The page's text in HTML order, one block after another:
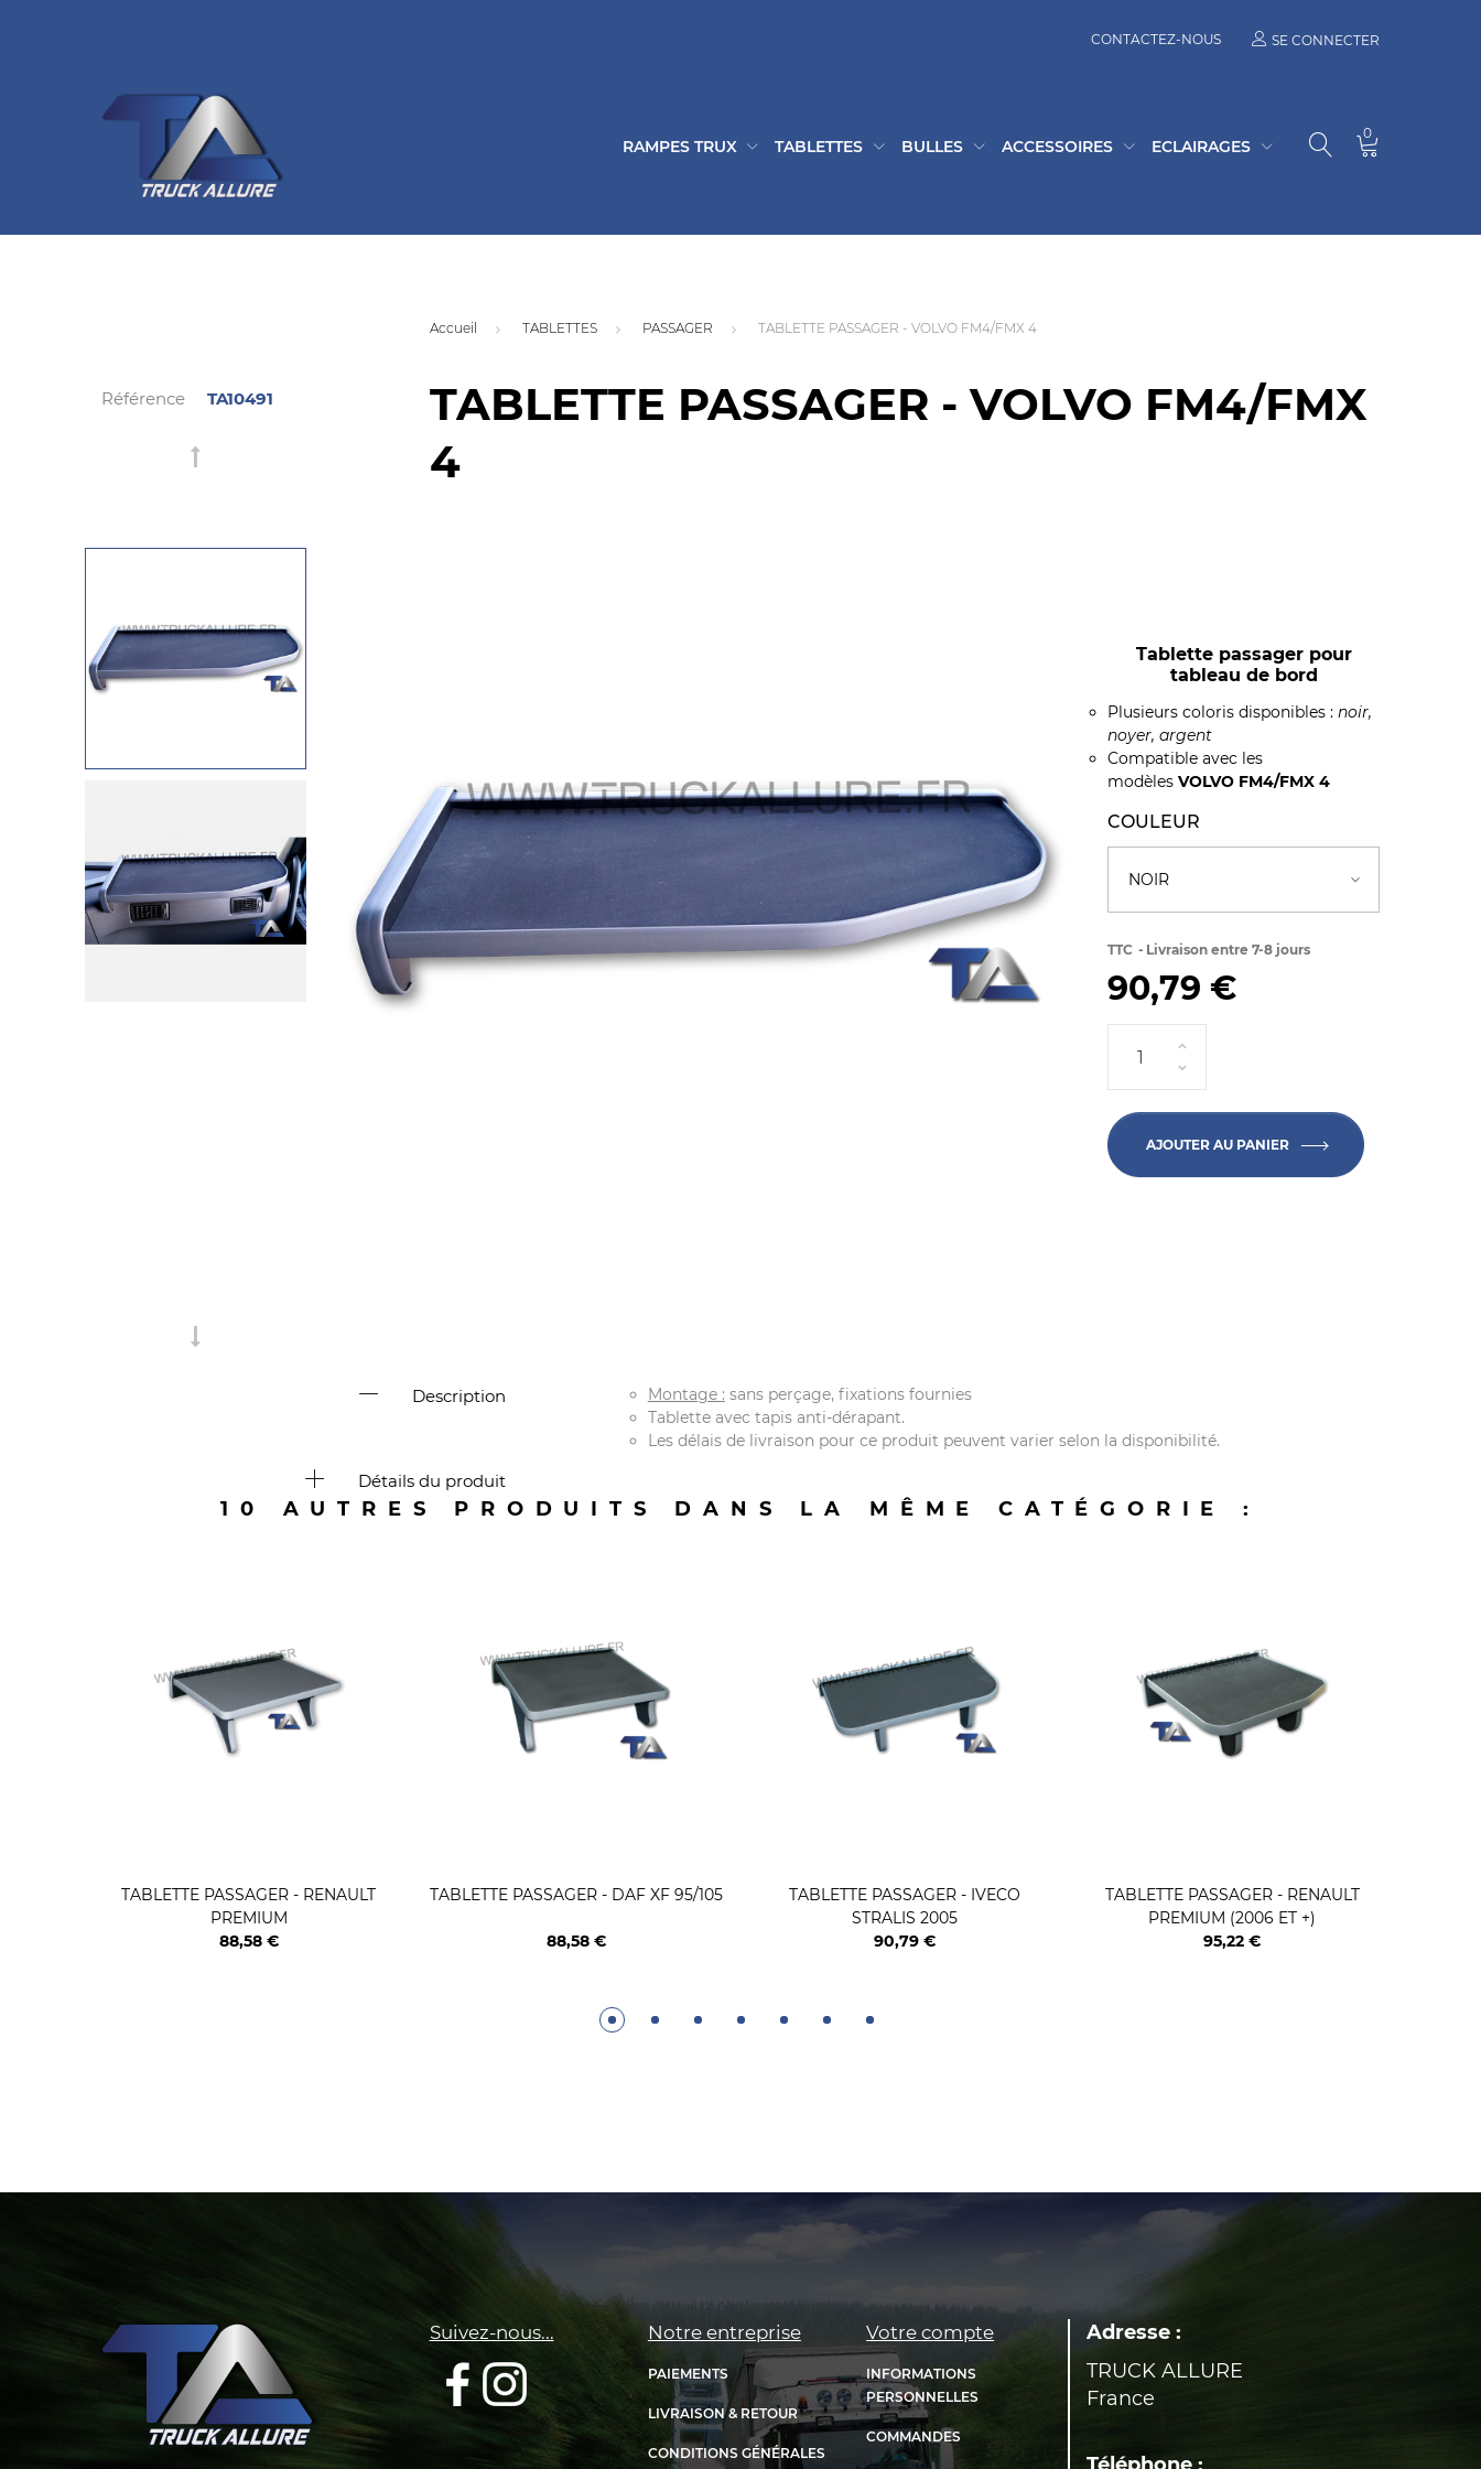
CONTACTEZ-NOUS SE CONNECTER
0
RAMPES TRUX TABLETTES BULLES ACCESSOIRES ECLAIRAGES
Accueil TABLETTES PASSAGER TABLETTE PASSAGER - VOLVO FM4/FMX 4
TABLETTE PASSAGER - VOLVO FM4/FMX
4
Référence TA10491
Tablette passager pour
tableau de bord
Plusieurs coloris disponibles :noir,
noyer, argent
Compatible avec les
modèlesVOLVO FM4/FMX 4
COULEUR
90,79 €
TTC Livraison entre 7-8 jours
AJOUTER AU PANIER
Description Montage : sans perçage, fixations fournies
Tablette avec tapis anti-dérapant.
Les délais de livraison pour ce produit peuvent varier selon la disponibilité.
Détails du produit
10 AUTRES PRODUITS DANS LA MÊME CATÉGORIE :
TABLETTE PASSAGER - RENAULT
PREMIUM
Prix
88,58 €
TABLETTE PASSAGER - DAF XF 95/105
Prix
88,58 €
TABLETTE PASSAGER - IVECO
STRALIS 2005
Prix
90,79 €
TABLETTE PASSAGER - RENAULT
PREMIUM (2006 ET +)
Prix
95,22 €
Suivez-nous... Notre entreprise
PAIEMENTS
LIVRAISON & RETOUR
CONDITIONS GÉNÉRALES
Votre compte
INFORMATIONS
PERSONNELLES
COMMANDES
Adresse :
TRUCK ALLURE
France